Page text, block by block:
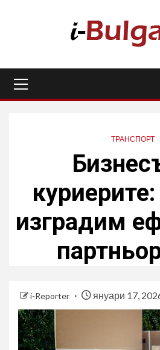
Menu
ТРАНСПОРТ
изградим
i-Reporter януари 17,